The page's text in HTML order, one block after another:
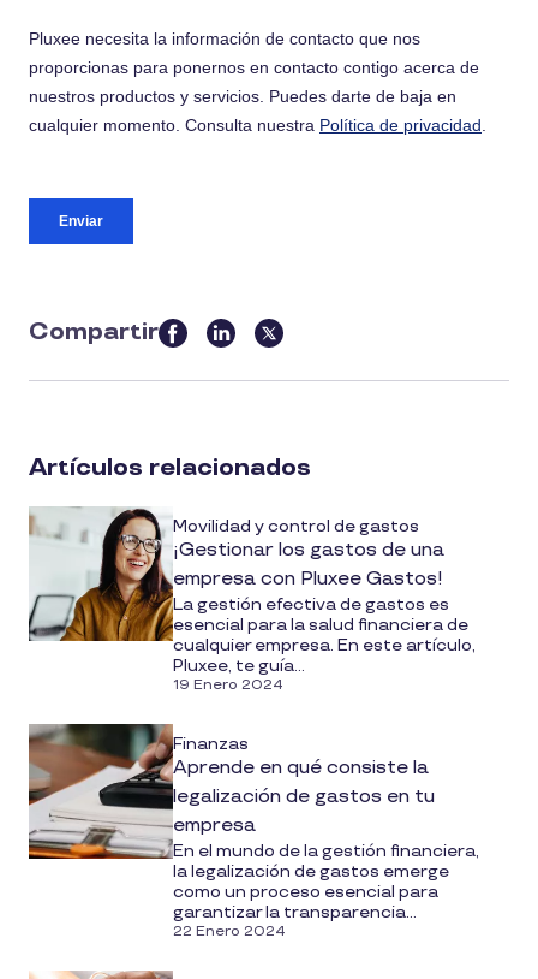
Compartir
this
article
social
media
Artículos relacionados
Movilidad y control de gastos
¡Gestionar los gastos de una
empresa con Pluxee Gastos!
La gestión efectiva de gastos es
esencial para la salud financiera de
cualquier empresa. En este artículo,
Pluxee, te guía...
19 Enero 2024
Finanzas
Aprende en qué consiste la
legalización de gastos en tu
empresa
En el mundo de la gestión financiera,
la legalización de gastos emerge
como un proceso esencial para
garantizar la transparencia...
22 Enero 2024